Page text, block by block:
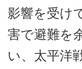
影響を受け
害で避難を
い、太平洋